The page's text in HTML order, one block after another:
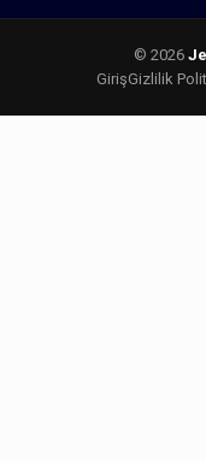
© 2026
GirişGizlilik